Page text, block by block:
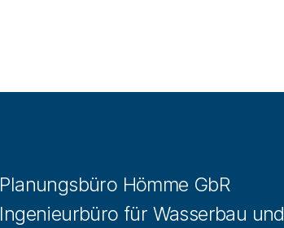
Planungsbüro Hömme GbR
Ingenieurbüro für Wasserbau und